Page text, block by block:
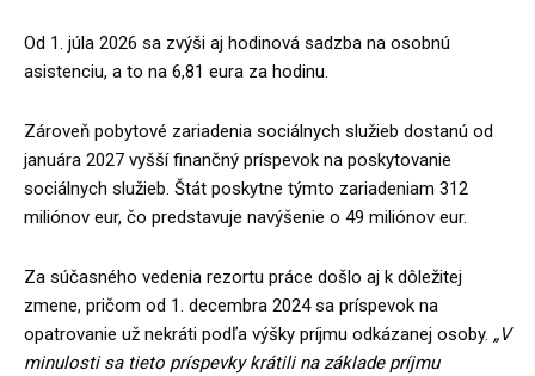
Od 1. júla 2026 sa zvýši aj hodinová sadzba na osobnú
asistenciu, a to na 6,81 eura za hodinu.
Zároveň pobytové zariadenia sociálnych služieb dostanú od
januára 2027 vyšší finančný príspevok na poskytovanie
sociálnych služieb. Štát poskytne týmto zariadeniam 312
miliónov eur, čo predstavuje navýšenie o 49 miliónov eur.
Za súčasného vedenia rezortu práce došlo aj k dôležitej
zmene, pričom od 1. decembra 2024 sa príspevok na
opatrovanie už nekráti podľa výšky príjmu odkázanej osoby. „V
minulosti sa tieto príspevky krátili na základe príjmu